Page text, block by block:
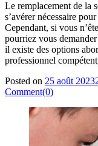
Le remplacement de la
s’avérer nécessaire
Cependant, si vous
pourriez vous
il existe des options
professionnel
Posted on 25 août 2023
Comment(0)